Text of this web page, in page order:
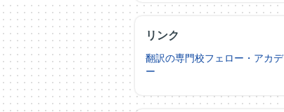
リンク
翻訳の専門校フェロー・アカデ
ー